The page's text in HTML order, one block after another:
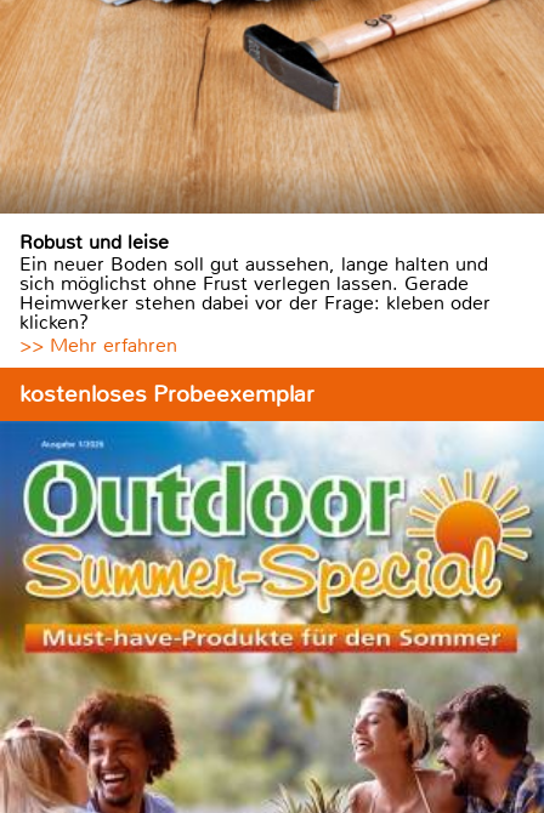
Robust und leise
Ein neuer Boden soll gut aussehen, lange halten und
sich möglichst ohne Frust verlegen lassen. Gerade
Heimwerker stehen dabei vor der Frage: kleben oder
klicken?
>> Mehr erfahren
kostenloses Probeexemplar